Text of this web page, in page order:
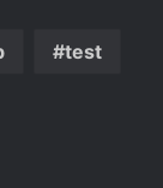
test